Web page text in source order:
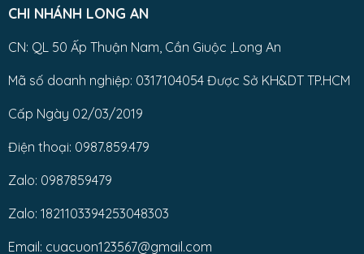
CHI NHÁNH LONG AN
CN: QL 50 Ấp Thuận Nam, Cần Giuộc ,Long An
Mã số doanh nghiệp: 0317104054 Được Sở KH&DT TP.HCM
Cấp Ngày 02/03/2019
Điện thoại: 0987.859.479
Zalo: 0987859479
Zalo: 1821103394253048303
Email: cuacuon123567@gmail.com